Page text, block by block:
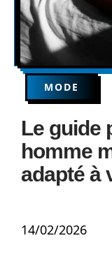
MODE
Le guide
homme
adapté à
14/02/2026